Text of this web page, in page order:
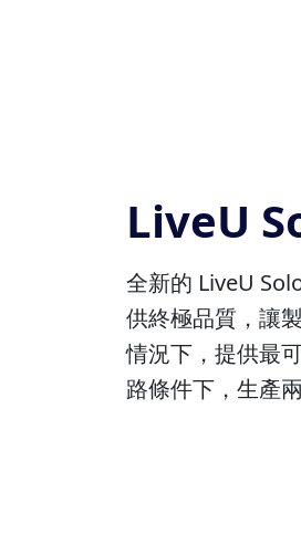
LiveU
全新的 LiveU
供終極品質，讓
情況下，提供最
路條件下，生產兩